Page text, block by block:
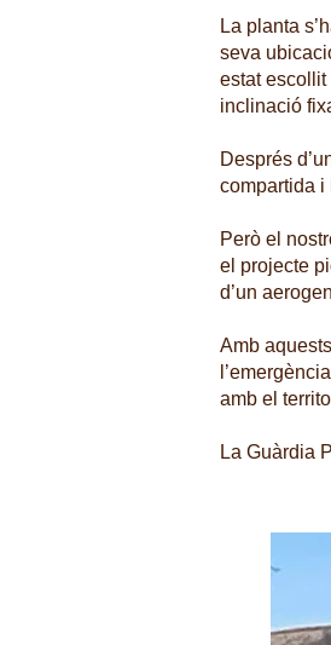
La planta
seva
estat escollit
inclinació
Després
compartida i
Però el
el projecte
d’un
Amb
amb el
La Guàrdia